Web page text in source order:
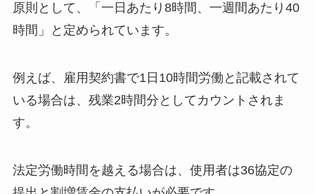
原則として、「一日あたり8時間、一週間あたり40
時間」と定められています。
例えば、雇用契約書で1日10時間労働と記載されて
いる場合は、残業2時間分としてカウントされま
す。
法定労働時間を越える場合は、使用者は36協定の